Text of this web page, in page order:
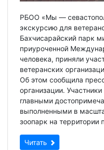
РБОО «Мы —
экскурсию для
Бахчисарайский парк
приуроченной
человека, приняли
ветеранских
Об этом сообщила
организации.
главными
выполненными в
зоопарк на
Читать